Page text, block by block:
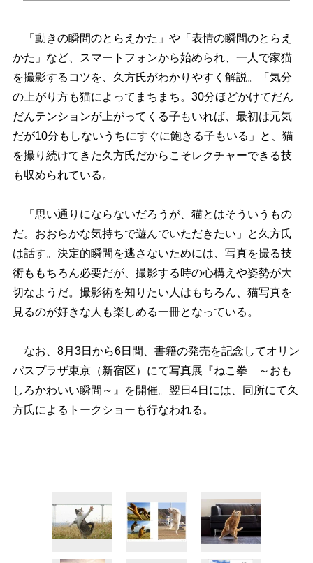
「動きの瞬間のとらえかた」や「表情の瞬間のとらえ
かた」など、スマートフォンから始められ、一人で家猫
を撮影するコツを、久方氏がわかりやすく解説。「気分
の上がり方も猫によってまちまち。30分ほどかけてだん
だんテンションが上がってくる子もいれば、最初は元気
だが10分もしないうちにすぐに飽きる子もいる」と、猫
を撮り続けてきた久方氏だからこそレクチャーできる技
も収められている。
「思い通りにならないだろうが、猫とはそういうもの
だ。おおらかな気持ちで遊んでいただきたい」と久方氏
は話す。決定的瞬間を逃さないためには、写真を撮る技
術ももちろん必要だが、撮影する時の心構えや姿勢が大
切なようだ。撮影術を知りたい人はもちろん、猫写真を
見るのが好きな人も楽しめる一冊となっている。
なお、8月3日から6日間、書籍の発売を記念してオリン
パスプラザ東京（新宿区）にて写真展『ねこ拳 ～おも
しろかわいい瞬間～』を開催。翌日4日には、同所にて久
方氏によるトークショーも行なわれる。